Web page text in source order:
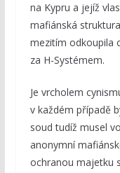
na Kypru a jejíž
mafiánská
mezitím odkoupila
za H-Systémem.
Je vrcholem
v každém případě
soud tudíž musel
anonymní
ochranou majetku